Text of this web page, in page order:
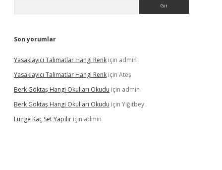
Son yorumlar
Yasaklayıcı Talimatlar Hangi Renk için admin
Yasaklayıcı Talimatlar Hangi Renk için Ateş
Berk Göktaş Hangi Okulları Okudu için admin
Berk Göktaş Hangi Okulları Okudu için Yiğitbey
Lunge Kaç Set Yapılır için admin